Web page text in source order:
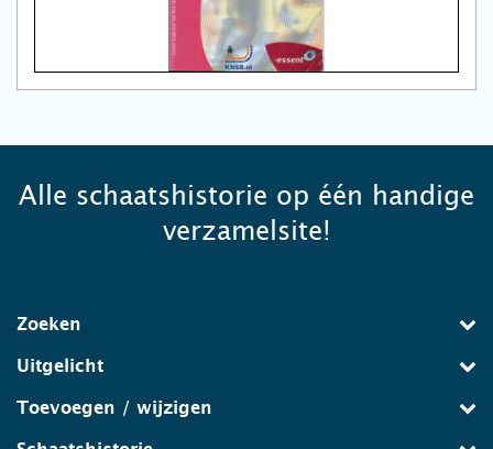
Alle schaatshistorie op één handige
verzamelsite!
Zoeken
Uitgelicht
Toevoegen / wijzigen